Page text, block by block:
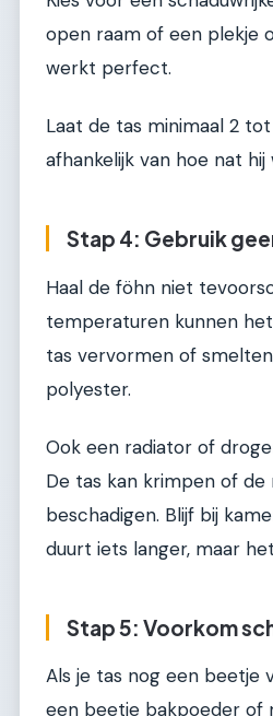
open raam of een plekje
werkt perfect.
Laat de tas minimaal 2
afhankelijk van hoe nat hij
Stap 4: Gebruik
Haal de föhn niet
temperaturen kunnen
tas vervormen of
polyester.
Ook een radiator of
De tas kan krimpen of de
beschadigen. Blijf bij
duurt iets langer, maar
Stap 5: Voorkom
Als je tas nog een beetje
een beetje bakpoeder of